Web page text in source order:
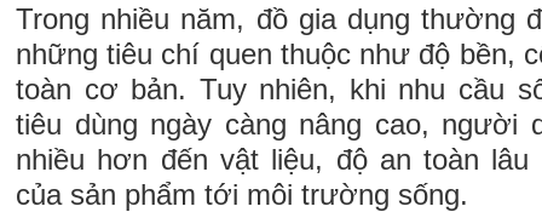
Trong nhiều năm, đồ gia dụng thường
những tiêu chí quen thuộc như độ bền,
toàn cơ bản. Tuy nhiên, khi nhu cầu
tiêu dùng ngày càng nâng cao, người
nhiều hơn đến vật liệu, độ an toàn
của sản phẩm tới môi trường sống.